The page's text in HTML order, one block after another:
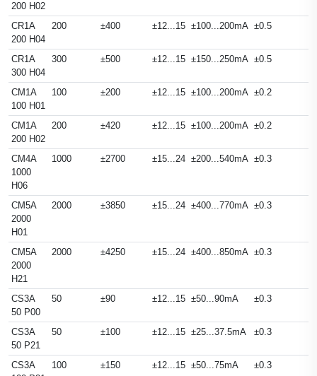
200 H02
CR1A
200 H04
200 ±400 ±12...15 ±100...200mA ±0.5
CR1A
300 H04
300 ±500 ±12...15 ±150...250mA ±0.5
CM1A
100 H01
100 ±200 ±12...15 ±100...200mA ±0.2
CM1A
200 H02
200 ±420 ±12...15 ±100...200mA ±0.2
CM4A
1000
H06
1000 ±2700 ±15...24 ±200...540mA ±0.3
CM5A
2000
H01
2000 ±3850 ±15...24 ±400...770mA ±0.3
CM5A
2000
H21
2000 ±4250 ±15...24 ±400...850mA ±0.3
CS3A
50 P00
50 ±90 ±12...15 ±50...90mA ±0.3
CS3A
50 P21
50 ±100 ±12...15 ±25...37.5mA ±0.3
CS3A
100 ±150 ±12...15 ±50...75mA ±0.3